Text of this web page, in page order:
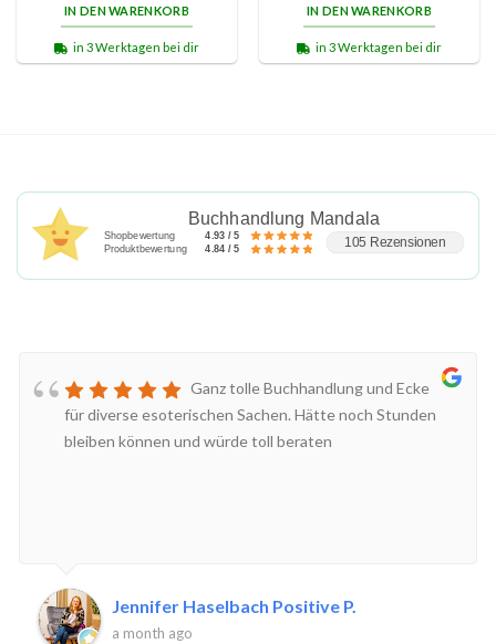
IN DEN WARENKORB
in 3 Werktagen bei dir
IN DEN WARENKORB
in 3 Werktagen bei dir
Buchhandlung Mandala
Shopbewertung
4.93 / 5
Produktbewertung
4.84 / 5 105 Rezensionen
Ganz tolle Buchhandlung und Ecke
für diverse esoterischen Sachen. Hätte noch Stunden
bleiben können und würde toll beraten
Jennifer Haselbach Positive P.
a month ago